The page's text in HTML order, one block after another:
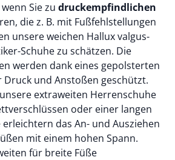
Sie zu druckempfindlichen
die z. B. mit Fußfehlstellungen
unsere weichen Hallux valgus-
Schuhe zu schätzen. Die
werden dank eines gepolsterten
und Anstoßen geschützt.
extraweiten Herrenschuhe
oder einer langen
erleichtern das An- und Ausziehen
mit einem hohen Spann.
für breite Füße